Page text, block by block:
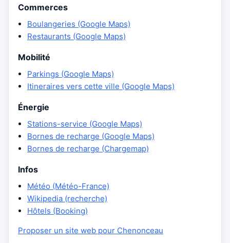
Commerces
Boulangeries (Google Maps)
Restaurants (Google Maps)
Mobilité
Parkings (Google Maps)
Itineraires vers cette ville (Google Maps)
Énergie
Stations-service (Google Maps)
Bornes de recharge (Google Maps)
Bornes de recharge (Chargemap)
Infos
Météo (Météo-France)
Wikipedia (recherche)
Hôtels (Booking)
Proposer un site web pour Chenonceau